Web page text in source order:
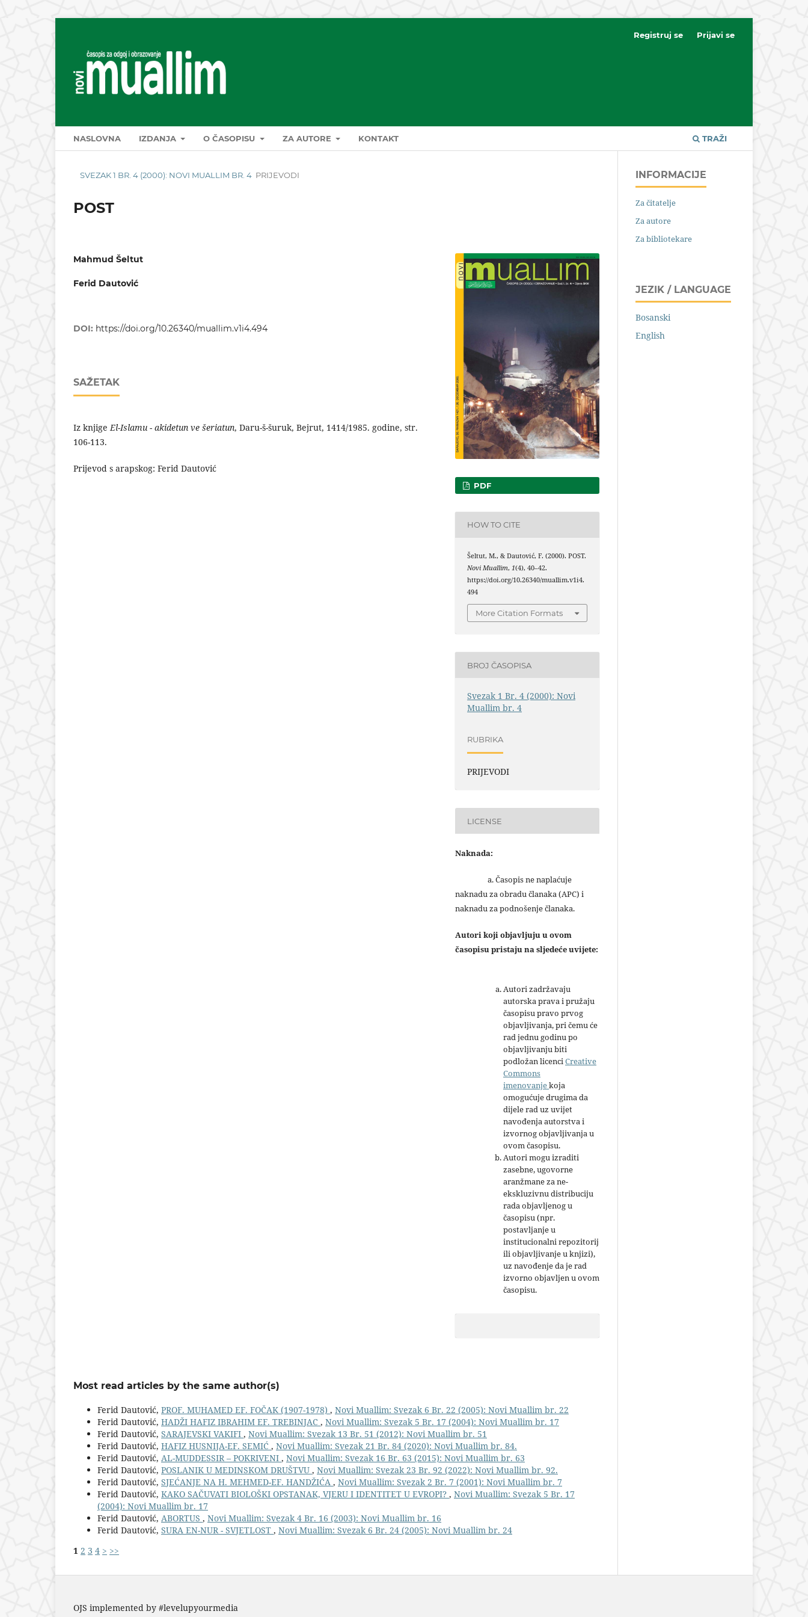
NASLOVNA IZDANJA O ČASOPISU ZA AUTORE KONTAKT TRAŽI
Registruj se Prijavi se
SVEZAK 1 BR. 4 (2000): NOVI MUALLIM BR. 4 PRIJEVODI
POST
Mahmud Šeltut
Ferid Dautović
DOI: https://doi.org/10.26340/muallim.v1i4.494
SAŽETAK
Iz knjigeEl-Islamu - akidetun ve šeriatun, Daru-š-šuruk, Bejrut, 1414/1985. godine, str.
106-113.
Prijevod s arapskog: Ferid Dautović
PDF
HOW TO CITE
Šeltut, M., & Dautović, F. (2000). POST.
Novi Muallim, 1(4), 40–42.
https://doi.org/10.26340/muallim.v1i4.
494
More Citation Formats
BROJ ČASOPISA
Svezak 1 Br. 4 (2000): Novi
Muallim br. 4
RUBRIKA
PRIJEVODI
LICENSE
Naknada:
a. Časopis ne naplaćuje
naknadu za obradu članaka (APC) i
naknadu za podnošenje članaka.
Autori koji objavljuju u ovom
časopisu pristaju na sljedeće uvijete:
Autori zadržavaju
autorska prava i pružaju
časopisu pravo prvog
objavljivanja, pri čemu će
rad jednu godinu po
objavljivanju biti
podložan licenciCreative
Commons
imenovanjekoja
omogućuje drugima da
dijele rad uz uvijet
navođenja autorstva i
izvornog objavljivanja u
ovom časopisu.
Autori mogu izraditi
zasebne, ugovorne
aranžmane za ne-
ekskluzivnu distribuciju
rada objavljenog u
časopisu (npr.
postavljanje u
institucionalni repozitorij
ili objavljivanje u knjizi),
uz navođenje da je rad
izvorno objavljen u ovom
časopisu.
Most read articles by the same author(s)
Ferid Dautović, PROF. MUHAMED EF. FOČAK (1907-1978) , Novi Muallim: Svezak 6 Br. 22 (2005): Novi Muallim br. 22
Ferid Dautović, HADŽI HAFIZ IBRAHIM EF. TREBINJAC , Novi Muallim: Svezak 5 Br. 17 (2004): Novi Muallim br. 17
Ferid Dautović, SARAJEVSKI VAKIFI , Novi Muallim: Svezak 13 Br. 51 (2012): Novi Muallim br. 51
Ferid Dautović, HAFIZ HUSNIJA-EF. SEMIĆ , Novi Muallim: Svezak 21 Br. 84 (2020): Novi Muallim br. 84.
Ferid Dautović, AL-MUDDESSIR – POKRIVENI , Novi Muallim: Svezak 16 Br. 63 (2015): Novi Muallim br. 63
Ferid Dautović, POSLANIK U MEDINSKOM DRUŠTVU , Novi Muallim: Svezak 23 Br. 92 (2022): Novi Muallim br. 92.
Ferid Dautović, SJEĆANJE NA H. MEHMED-EF. HANDŽIĆA , Novi Muallim: Svezak 2 Br. 7 (2001): Novi Muallim br. 7
Ferid Dautović, KAKO SAČUVATI BIOLOŠKI OPSTANAK, VJERU I IDENTITET U EVROPI? , Novi Muallim: Svezak 5 Br. 17
(2004): Novi Muallim br. 17
Ferid Dautović, ABORTUS , Novi Muallim: Svezak 4 Br. 16 (2003): Novi Muallim br. 16
Ferid Dautović, SURA EN-NUR - SVJETLOST , Novi Muallim: Svezak 6 Br. 24 (2005): Novi Muallim br. 24
1 2 3 4 > >>
INFORMACIJE
Za čitatelje
Za autore
Za bibliotekare
JEZIK / LANGUAGE
Bosanski
English
OJS implemented by #levelupyourmedia